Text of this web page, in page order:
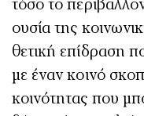
τόσο το
ουσία της
θετική επίδραση
με έναν κοινό
κοινότητας που